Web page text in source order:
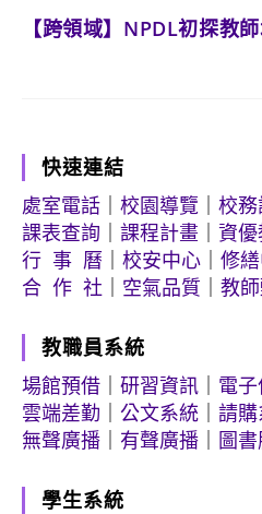
【跨領域】NPDL初探教
快速連結
處室電話
校園導覽
校
課表查詢
課程計畫
資
行 事 曆
校安中心
修
合 作 社
空氣品質 教
教職員系統
場館預借
研習資訊
電
雲端差勤
公文系統
請
無聲廣播
有聲廣播 圖
學生系統